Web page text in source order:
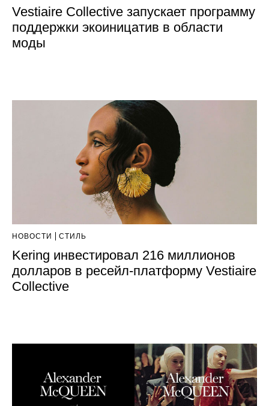
Vestiaire Collective запускает программу
поддержки экоиницатив в области
моды
НОВОСТИ СТИЛЬ
Kering инвестировал 216 миллионов
долларов в ресейл-платформу Vestiaire
Collective